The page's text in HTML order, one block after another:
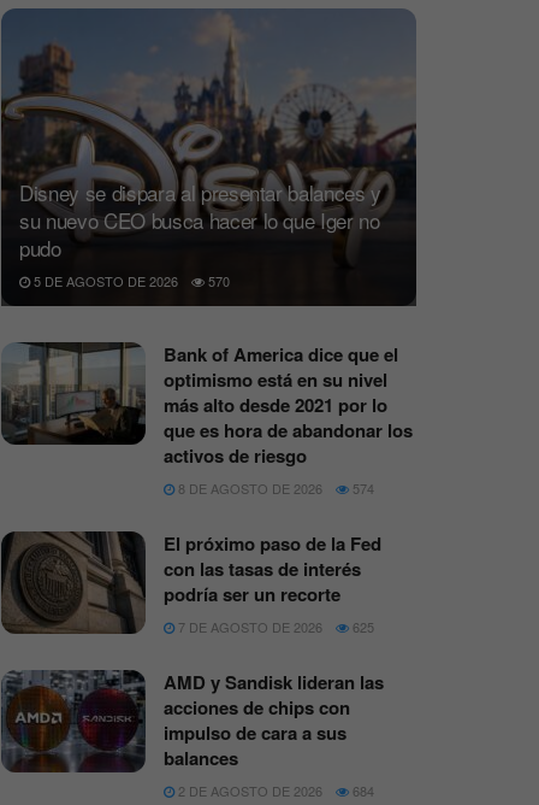
Disney se dispara al presentar balances y
su nuevo CEO busca hacer lo que Iger no
pudo
5 DE AGOSTO DE 2026 570
Bank of America dice que el
optimismo está en su nivel
más alto desde 2021 por lo
que es hora de abandonar los
activos de riesgo
8 DE AGOSTO DE 2026 574
El próximo paso de la Fed
con las tasas de interés
podría ser un recorte
7 DE AGOSTO DE 2026 625
AMD y Sandisk lideran las
acciones de chips con
impulso de cara a sus
balances
2 DE AGOSTO DE 2026 684